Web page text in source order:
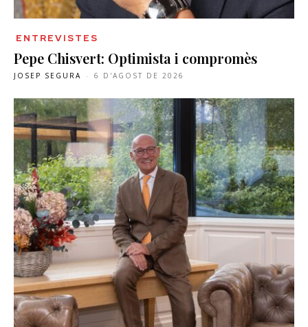
ENTREVISTES
Pepe Chisvert: Optimista i compromès
JOSEP SEGURA - 6 D'AGOST DE 2026